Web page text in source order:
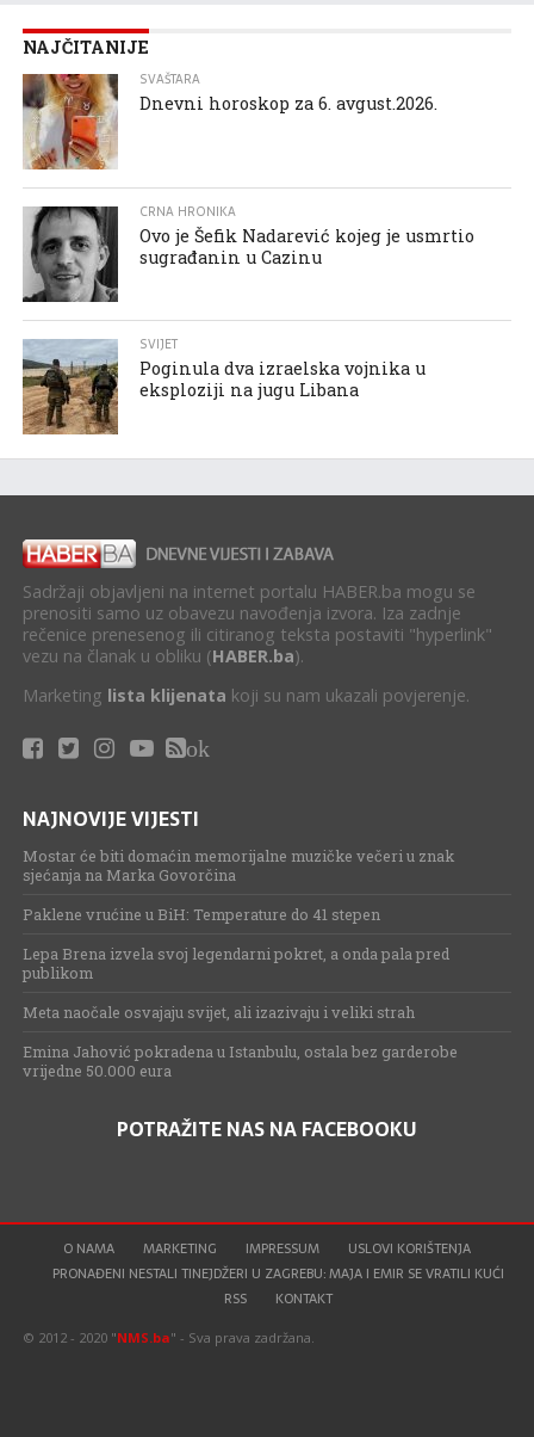
NAJČITANIJE
SVAŠTARA
Dnevni horoskop za 6. avgust.2026.
CRNA HRONIKA
Ovo je Šefik Nadarević kojeg je usmrtio
sugrađanin u Cazinu
SVIJET
Poginula dva izraelska vojnika u
eksploziji na jugu Libana
Sadržaji objavljeni na internet portalu HABER.ba mogu se
prenositi samo uz obavezu navođenja izvora. Iza zadnje
rečenice prenesenog ili citiranog teksta postaviti "hyperlink"
vezu na članak u obliku (HABER.ba).
Marketing lista klijenata koji su nam ukazali povjerenje.
ok
NAJNOVIJE VIJESTI
Mostar će biti domaćin memorijalne muzičke večeri u znak
sjećanja na Marka Govorčina
Paklene vrućine u BiH: Temperature do 41 stepen
Lepa Brena izvela svoj legendarni pokret, a onda pala pred
publikom
Meta naočale osvajaju svijet, ali izazivaju i veliki strah
Emina Jahović pokradena u Istanbulu, ostala bez garderobe
vrijedne 50.000 eura
POTRAŽITE NAS NA FACEBOOKU
O NAMA MARKETING IMPRESSUM
USLOVI KORIŠTENJA
PRONAĐENI NESTALI TINEJDŽERI U ZAGREBU: MAJA I EMIR SE VRATILI KUĆI
RSS
KONTAKT
© 2012 - 2020 "NMS.ba" - Sva prava zadržana.